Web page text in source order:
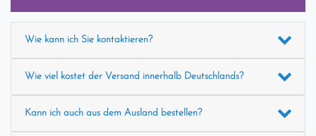
Wie kann ich Sie kontaktieren?
Wie viel kostet der Versand innerhalb Deutschlands?
Kann ich auch aus dem Ausland bestellen?